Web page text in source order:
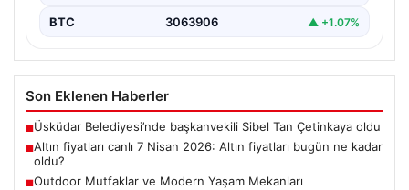
BTC 3063906 ▲ +1.07%
Son Eklenen Haberler
■Üsküdar Belediyesi’nde başkanvekili Sibel Tan Çetinkaya oldu
■Altın fiyatları canlı 7 Nisan 2026: Altın fiyatları bugün ne kadar
oldu?
■Outdoor Mutfaklar ve Modern Yaşam Mekanları